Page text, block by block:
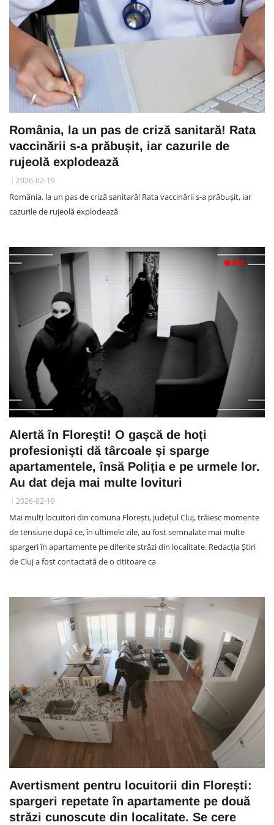
România, la un pas de criză sanitară! Rata
vaccinării s-a prăbușit, iar cazurile de
rujeolă explodează
2026-02-19
România, la un pas de criză sanitară! Rata vaccinării s-a prăbușit, iar
cazurile de rujeolă explodează
Alertă în Florești! O gașcă de hoți
profesioniști dă târcoale și sparge
apartamentele, însă Poliția e pe urmele lor.
Au dat deja mai multe lovituri
2026-02-19
Mai mulți locuitori din comuna Florești, județul Cluj, trăiesc momente
de tensiune după ce, în ultimele zile, au fost semnalate mai multe
spargeri în apartamente pe diferite străzi din localitate. Redacția Știri
de Cluj a fost contactată de o cititoare ca
Avertisment pentru locuitorii din Florești:
spargeri repetate în apartamente pe două
străzi cunoscute din localitate. Se cere